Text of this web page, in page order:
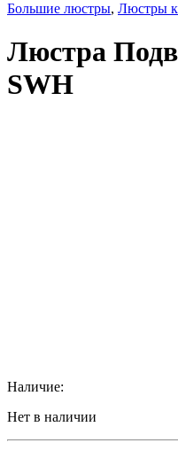
Большие люстры, Люстры
Люстра
SWH
Наличие:
Нет в наличии